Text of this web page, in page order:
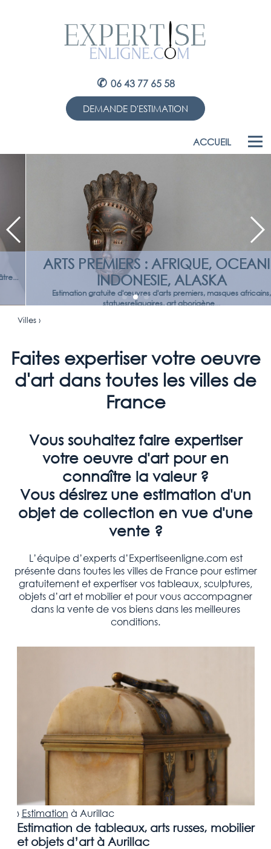
✆ 06 43 77 65 58
DEMANDE D'ESTIMATION
ACCUEIL
ARTS PREMIERS : AFRIQUE, OCEANIE,
INDONESIE, ALASKA
Estimation gratuite d'œuvres d'arts premiers, masques africains,
statuesreliquaires, art aborigène...
Villes ›
Faites expertiser votre oeuvre
d'art dans toutes les villes de
France
Vous souhaitez faire expertiser
votre oeuvre d'art pour en
connaître la valeur ?
Vous désirez une estimation d'un
objet de collection en vue d'une
vente ?
L’équipe d’experts d’Expertiseenligne.com est
présente dans toutes les villes de France pour estimer
gratuitement et expertiser vos tableaux, sculptures,
objets d’art et mobilier et pour vous accompagner
dans la vente de vos biens dans les meilleures
conditions.
› Estimation à Aurillac
Estimation de tableaux, arts russes, mobilier
et objets d’art à Aurillac